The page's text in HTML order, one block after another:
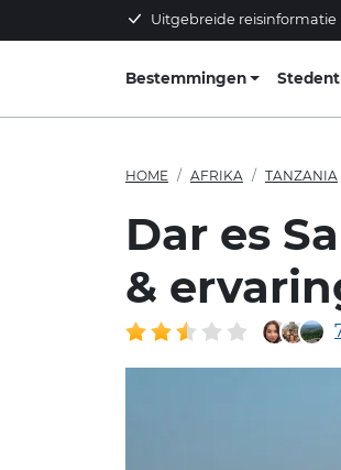
Uitgebreide reisinformatie
Bestemmingen
HOME AFRIKA TANZANIA
Dar es
&